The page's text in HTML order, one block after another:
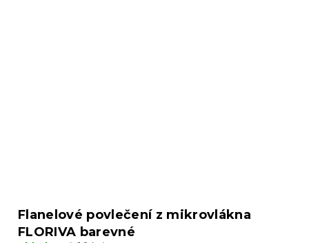
Flanelové povlečení z mikrovlákna
FLORIVA barevné